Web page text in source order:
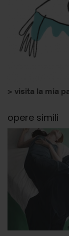
> visita la mia
opere simili